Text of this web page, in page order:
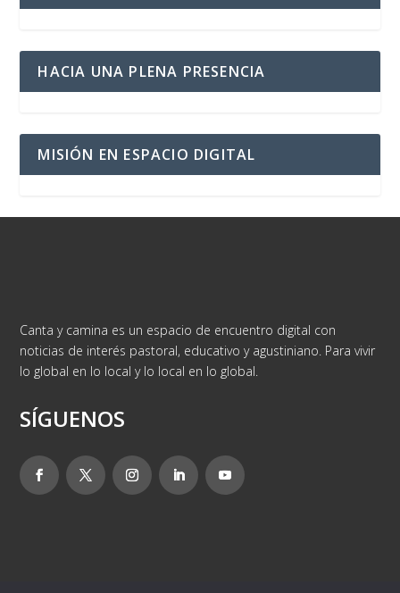
HACIA UNA PLENA PRESENCIA
MISIÓN EN ESPACIO DIGITAL
Canta y camina es un espacio de encuentro digital con
noticias de interés pastoral, educativo y agustiniano. Para vivir
lo global en lo local y lo local en lo global.
SÍGUENOS